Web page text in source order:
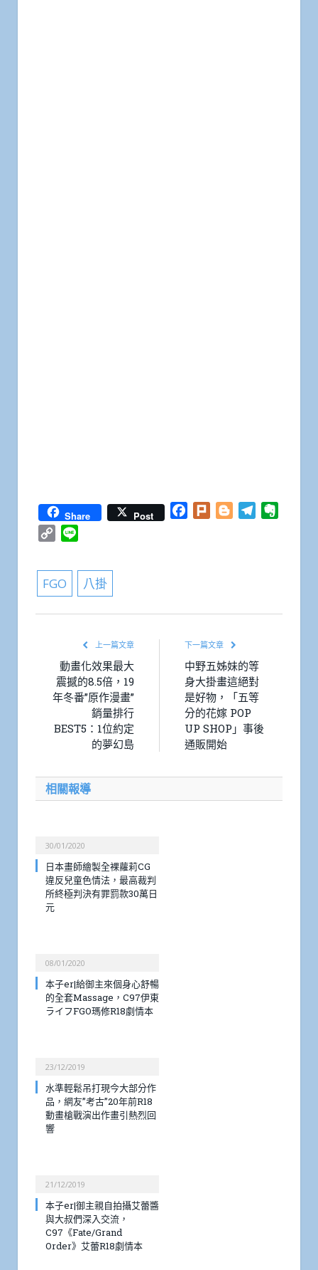
Share Post Facebook
Plurk BloggerTelegram
Copy
FGO 八掛
上一篇文章
動畫化效果最大
震撼的8.5倍，19
年冬番”原作漫畫”
銷量排行
BEST5：1位約定
的夢幻島
下一篇文章
中野五姊妹的等
身大掛畫這絕對
是好物，「五等
分的花嫁 POP
UP SHOP」事後
通販開始
相關報導
30/01/2020
日本畫師繪製全裸蘿莉CG
違反兒童色情法，最高裁判
所終極判決有罪罰款30萬日
元
08/01/2020
本子er|給御主來個身心舒暢
的全套Massage，C97伊東
ライフFGO瑪修R18劇情本
23/12/2019
水準輕鬆吊打現今大部分作
品，網友”考古”20年前R18
動畫槍戰演出作畫引熱烈回
響
21/12/2019
本子er|御主親自拍攝艾蕾醬
與大叔們深入交流，
C97《Fate/Grand
Order》艾蕾R18劇情本